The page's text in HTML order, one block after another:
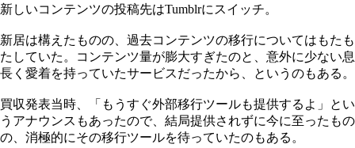
新しいコンテンツの投稿先はTumblrにスイッチ。
新居は構えたものの、過去コンテンツの移行についてはもたも
たしていた。コンテンツ量が膨大すぎたのと、意外に少ない息
長く愛着を持っていたサービスだったから、というのもある。
買収発表当時、「もうすぐ外部移行ツールも提供するよ」とい
うアナウンスもあったので、結局提供されずに今に至ったもの
の、消極的にその移行ツールを待っていたのもある。